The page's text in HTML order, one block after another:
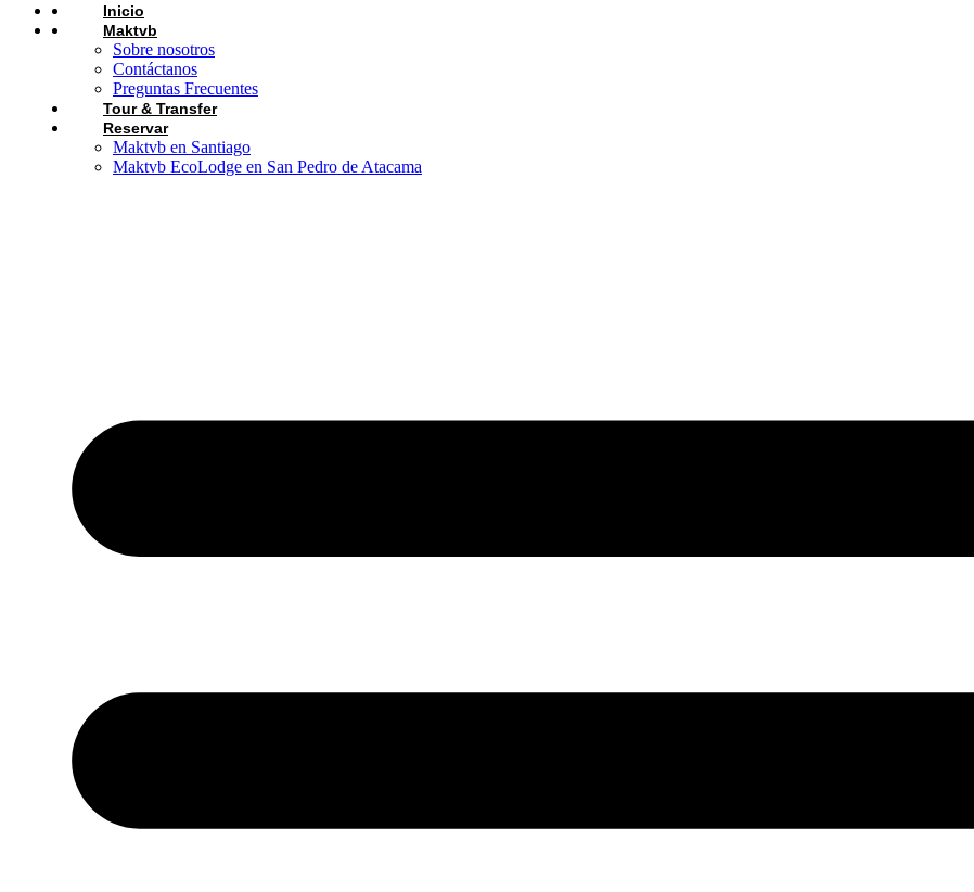
Inicio
Maktvb
Sobre nosotros
Contáctanos
Preguntas Frecuentes
Tour & Transfer
Reservar
Maktvb en Santiago
Maktvb EcoLodge en San Pedro de Atacama